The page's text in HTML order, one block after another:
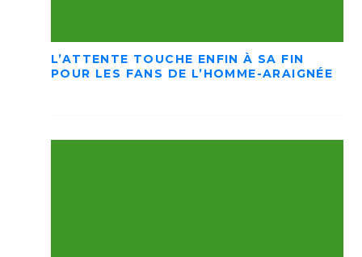
L’ATTENTE TOUCHE ENFIN À SA FIN
POUR LES FANS DE L’HOMME-ARAIGNÉE